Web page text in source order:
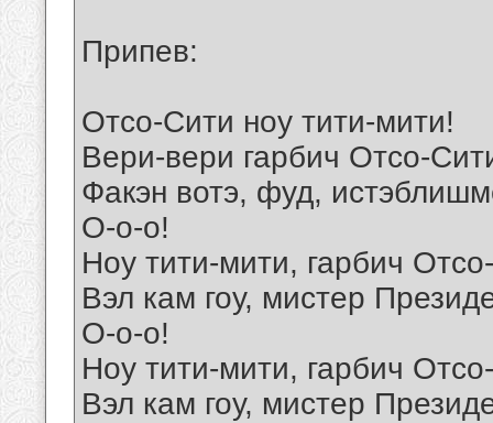
Припев:
Отсо-Сити ноу тити-мити!
Вери-вери гарбич Отсо-
Факэн вотэ, фуд,
О-о-о!
Ноу тити-мити, гарбич
Вэл кам гоу, мистер
О-о-о!
Ноу тити-мити, гарбич
Вэл кам гоу, мистер